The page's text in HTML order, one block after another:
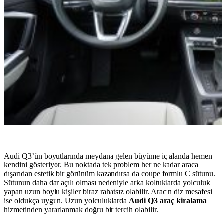
Audi Q3’ün boyutlarında meydana gelen büyüme iç alanda hemen
kendini gösteriyor. Bu noktada tek problem her ne kadar araca
dışarıdan estetik bir görünüm kazandırsa da coupe formlu C sütunu.
Sütunun daha dar açılı olması nedeniyle arka koltuklarda yolculuk
yapan uzun boylu kişiler biraz rahatsız olabilir. Aracın diz mesafesi
ise oldukça uygun. Uzun yolculuklarda Audi Q3 araç kiralama
hizmetinden yararlanmak doğru bir tercih olabilir.